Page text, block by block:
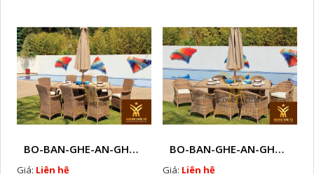
BO-BAN-GHE-AN-GHE-CAFE-MAY-NHUA-NGOAI-TROI-W57
Giá: Liên hệ
BO-BAN-GHE-AN-GHE-CAFE-MAY-NHUA-NGOAI-TROI-W58
Giá: Liên hệ